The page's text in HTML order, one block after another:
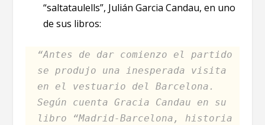
“saltataulells”, Julián Garcia Candau, en uno
de sus libros:
“Antes de dar comienzo el partido
se produjo una inesperada visita
en el vestuario del Barcelona.
Según cuenta Gracia Candau en su
libro “Madrid-Barcelona, historia